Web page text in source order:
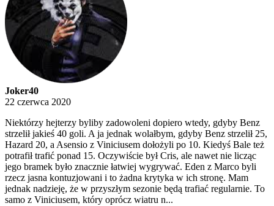
Joker40
22 czerwca 2020
Niektórzy hejterzy byliby zadowoleni dopiero wtedy, gdyby Benz
strzelił jakieś 40 goli. A ja jednak wolałbym, gdyby Benz strzelił 25,
Hazard 20, a Asensio z Viniciusem dołożyli po 10. Kiedyś Bale też
potrafił trafić ponad 15. Oczywiście był Cris, ale nawet nie licząc
jego bramek było znacznie łatwiej wygrywać. Eden z Marco byli
rzecz jasna kontuzjowani i to żadna krytyka w ich stronę. Mam
jednak nadzieję, że w przyszłym sezonie będą trafiać regularnie. To
samo z Viniciusem, który oprócz wiatru n...